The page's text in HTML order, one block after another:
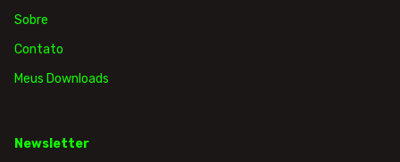
Sobre
Contato
Meus Downloads
Newsletter